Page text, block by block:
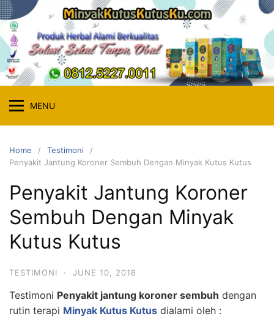
Skip
to
content
MENU
Home
Testimoni
Penyakit Jantung Koroner Sembuh Dengan Minyak Kutus Kutus
Penyakit Jantung Koroner
Sembuh Dengan Minyak
Kutus Kutus
TESTIMONI · JUNE 10, 2018
Testimoni Penyakit jantung koroner sembuh dengan
rutin terapi Minyak Kutus Kutus dialami oleh :